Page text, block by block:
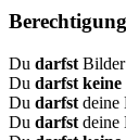
Du darfst Bilder
Du darfst keine
Du darfst deine
Du darfst deine